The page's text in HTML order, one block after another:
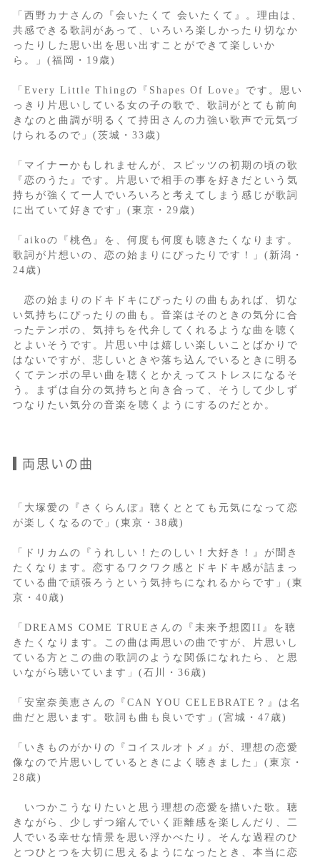
「西野カナさんの『会いたくて 会いたくて』。理由は、
共感できる歌詞があって、いろいろ楽しかったり切なか
ったりした思い出を思い出すことができて楽しいか
ら。」(福岡・19歳)
「Every Little Thingの『Shapes Of Love』です。思い
っきり片思いしている女の子の歌で、歌詞がとても前向
きなのと曲調が明るくて持田さんの力強い歌声で元気づ
けられるので」(茨城・33歳)
「マイナーかもしれませんが、スピッツの初期の頃の歌
『恋のうた』です。片思いで相手の事を好きだという気
持ちが強くて一人でいろいろと考えてしまう感じが歌詞
に出ていて好きです」(東京・29歳)
「aikoの『桃色』を、何度も何度も聴きたくなります。
歌詞が片想いの、恋の始まりにぴったりです！」(新潟・
24歳)
恋の始まりのドキドキにぴったりの曲もあれば、切な
い気持ちにぴったりの曲も。音楽はそのときの気分に合
ったテンポの、気持ちを代弁してくれるような曲を聴く
とよいそうです。片思い中は嬉しい楽しいことばかりで
はないですが、悲しいときや落ち込んでいるときに明る
くてテンポの早い曲を聴くとかえってストレスになるそ
う。まずは自分の気持ちと向き合って、そうして少しず
つなりたい気分の音楽を聴くようにするのだとか。
両思いの曲
「大塚愛の『さくらんぼ』聴くととても元気になって恋
が楽しくなるので」(東京・38歳)
「ドリカムの『うれしい！たのしい！大好き！』が聞き
たくなります。恋するワクワク感とドキドキ感が詰まっ
ている曲で頑張ろうという気持ちになれるからです」(東
京・40歳)
「DREAMS COME TRUEさんの『未来予想図II』を聴
きたくなります。この曲は両思いの曲ですが、片思いし
ている方とこの曲の歌詞のような関係になれたら、と思
いながら聴いています」(石川・36歳)
「安室奈美恵さんの『CAN YOU CELEBRATE？』は名
曲だと思います。歌詞も曲も良いです」(宮城・47歳)
「いきものがかりの『コイスルオトメ』が、理想の恋愛
像なので片思いしているときによく聴きました」(東京・
28歳)
いつかこうなりたいと思う理想の恋愛を描いた歌。聴
きながら、少しずつ縮んでいく距離感を楽しんだり、二
人でいる幸せな情景を思い浮かべたり。そんな過程のひ
とつひとつを大切に思えるようになったとき、本当に恋